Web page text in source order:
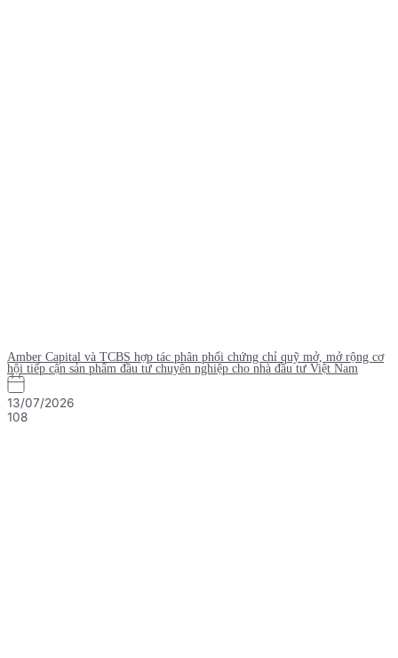
Amber Capital và TCBS hợp tác phân phối chứng chỉ quỹ mở, mở rộng cơ
hội tiếp cận sản phẩm đầu tư chuyên nghiệp cho nhà đầu tư Việt Nam
13/07/2026
108